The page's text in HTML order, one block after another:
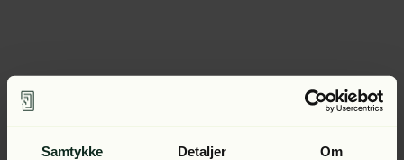
Samtykke Detaljer Om